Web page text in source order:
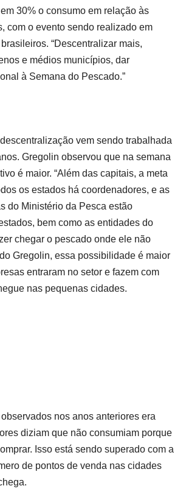
30% o consumo em relação às
com o evento sendo realizado em
“Descentralizar mais,
e médios municípios, dar
à Semana do Pescado.”
vem sendo trabalhada
Gregolin observou que na semana
é maior. “Além das capitais, a meta
os estados há coordenadores, e as
do Ministério da Pesca estão
bem como as entidades do
chegar o pescado onde ele não
Gregolin, essa possibilidade é maior
entraram no setor e fazem com
nas pequenas cidades.
nos anos anteriores era
diziam que não consumiam porque
Isso está sendo superado com a
de pontos de venda nas cidades